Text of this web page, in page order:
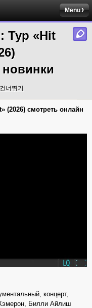
Menu
Тур «Hit
новинки
너뛰기
(2026) смотреть онлайн
концерт,
Билли Айлиш